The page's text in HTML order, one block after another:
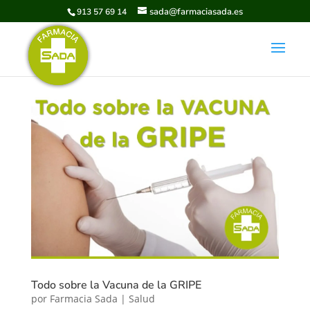
913 57 69 14 sada@farmaciasada.es
Todo sobre la Vacuna de la GRIPE
por Farmacia Sada | Salud